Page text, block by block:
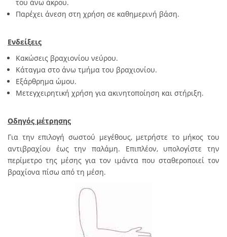
του άνω άκρου.
Παρέχει άνεση στη χρήση σε καθημερινή βάση.
Ενδείξεις
Κακώσεις βραχιονίου νεύρου.
Κάταγμα στο άνω τμήμα του βραχιονίου.
Εξάρθρημα ώμου.
Μετεγχειρητική χρήση για ακινητοποίηση και στήριξη.
Οδηγός μέτρησης
Για την επιλογή σωστού μεγέθους, μετρήστε το μήκος του
αντιβραχίου έως την παλάμη. Επιπλέον, υπολογίστε την
περίμετρο της μέσης για τον ιμάντα που σταθεροποιεί τον
βραχίονα πίσω από τη μέση.